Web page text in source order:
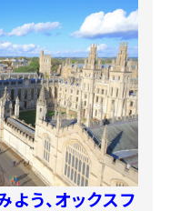
う、オックスフ